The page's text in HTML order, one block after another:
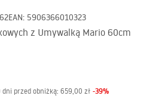
EAN: 5906366010323
z Umywalką Mario 60cm
dni przed obniżką: 659,00 zł -39%